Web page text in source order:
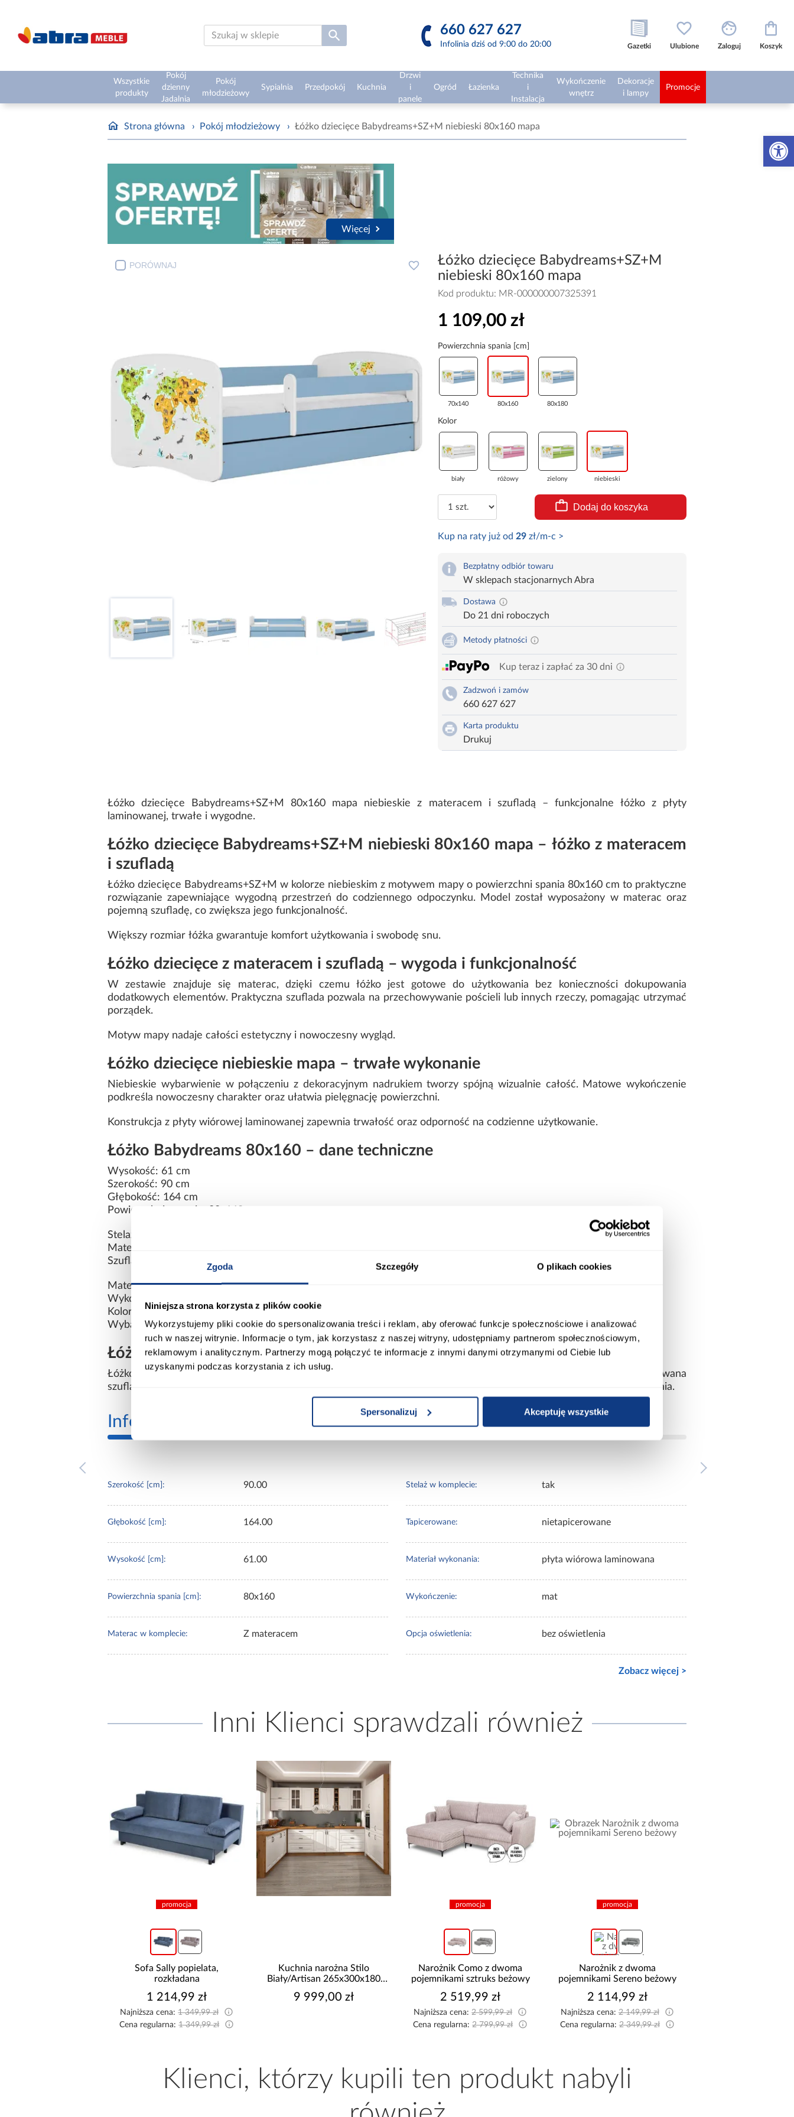
Zgoda Szczegóły O plikach cookies
Niniejsza strona korzysta z plików cookie
Wykorzystujemy pliki cookie do spersonalizowania treści i reklam, aby oferować funkcje społecznościowe i analizować
ruch w naszej witrynie. Informacje o tym, jak korzystasz z naszej witryny, udostępniamy partnerom społecznościowym,
reklamowym i analitycznym. Partnerzy mogą połączyć te informacje z innymi danymi otrzymanymi od Ciebie lub
uzyskanymi podczas korzystania z ich usług.
Spersonalizuj Akceptuję wszystkie
Otwórz
660 627 627
Infolinia dziś od 9:00 do 20:00 Gazetki Ulubione Zaloguj Koszyk
Wszystkie
produkty
Pokój
dzienny
Jadalnia
Pokój
młodzieżowy
Sypialnia Przedpokój Kuchnia
Drzwi
i
panele
Ogród Łazienka
Technika
i
Instalacja
Wykończenie
wnętrz
Dekoracje
i lampy
Promocje
Strona główna › Pokój młodzieżowy › Łóżko dziecięce Babydreams+SZ+M niebieski 80x160 mapa
Więcej
PORÓWNAJ
Łóżko dziecięce Babydreams+SZ+M
niebieski 80x160 mapa
Kod produktu: MR-000000007325391
1 109,00 zł
Powierzchnia spania [cm]
70x140 80x160 80x180
Kolor
biały różowy zielony niebieski
Dodaj do koszyka
Kup na raty już od 29zł/m-c >
Bezpłatny odbiór towaru
W sklepach stacjonarnych Abra
Dostawa
Do 21 dni roboczych
Metody płatności
Kup teraz i zapłać za 30 dni
Zadzwoń i zamów
660 627 627
Karta produktu
Drukuj
Łóżko dziecięce Babydreams+SZ+M 80x160 mapa niebieskie z materacem i szufladą – funkcjonalne łóżko z płyty
laminowanej, trwałe i wygodne.
Łóżko dziecięce Babydreams+SZ+M niebieski 80x160 mapa – łóżko z materacem
i szufladą
Łóżko dziecięce Babydreams+SZ+M w kolorze niebieskim z motywem mapy o powierzchni spania 80x160 cm to praktyczne
rozwiązanie zapewniające wygodną przestrzeń do codziennego odpoczynku. Model został wyposażony w materac oraz
pojemną szufladę, co zwiększa jego funkcjonalność.
Większy rozmiar łóżka gwarantuje komfort użytkowania i swobodę snu.
Łóżko dziecięce z materacem i szufladą – wygoda i funkcjonalność
W zestawie znajduje się materac, dzięki czemu łóżko jest gotowe do użytkowania bez konieczności dokupowania
dodatkowych elementów. Praktyczna szuflada pozwala na przechowywanie pościeli lub innych rzeczy, pomagając utrzymać
porządek.
Motyw mapy nadaje całości estetyczny i nowoczesny wygląd.
Łóżko dziecięce niebieskie mapa – trwałe wykonanie
Niebieskie wybarwienie w połączeniu z dekoracyjnym nadrukiem tworzy spójną wizualnie całość. Matowe wykończenie
podkreśla nowoczesny charakter oraz ułatwia pielęgnację powierzchni.
Konstrukcja z płyty wiórowej laminowanej zapewnia trwałość oraz odporność na codzienne użytkowanie.
Łóżko Babydreams 80x160 – dane techniczne
Wysokość: 61 cm
Szerokość: 90 cm
Głębokość: 164 cm
Powierzchnia spania: 80x160 cm
Stelaż: w komplecie
Materac: w komplecie
Szuflada: tak
Materiał: płyta wiórowa laminowana
Wykończenie: mat
Kolor: niebieski
Wybarwienie: niebieskie
Łóżko Babydreams mapa – praktyczny wybór
Łóżko dziecięce Babydreams+SZ+M 80x160 to połączenie funkcjonalności, trwałości i estetycznego wyglądu. Wbudowana
szuflada oraz materac w zestawie sprawiają, że jest to wygodne i kompleksowe rozwiązanie do codziennego użytkowania.
Informacje Informacje o produkcie
Szerokość [cm]: 90.00
Głębokość [cm]: 164.00
Wysokość [cm]: 61.00
Powierzchnia spania [cm]: 80x160
Materac w komplecie: Z materacem
Stelaż w komplecie: tak
Tapicerowane: nietapicerowane
Materiał wykonania: płyta wiórowa laminowana
Wykończenie: mat
Opcja oświetlenia: bez oświetlenia
Zobacz więcej >
Inni Klienci sprawdzali również
Kuchnia narożna Stilo
Biały/Artisan 265x300x180
9 999,00 zł
Narożnik Como z dwoma
pojemnikami sztruks beżowy
2 519,99 zł
promocja
Narożnik z dwoma
pojemnikami Sereno beżowy
2 114,99 zł
Najniższa cena:2 149,99 zł
Cena regularna:2 349,99 zł
promocja
Sofa rozkładana Foster z
pojemnikiem beżowa
2 295,99 zł
Najniższa cena:2 299,99 zł
Cena regularna:2 499,99 zł
Klienci, którzy kupili ten produkt nabyli